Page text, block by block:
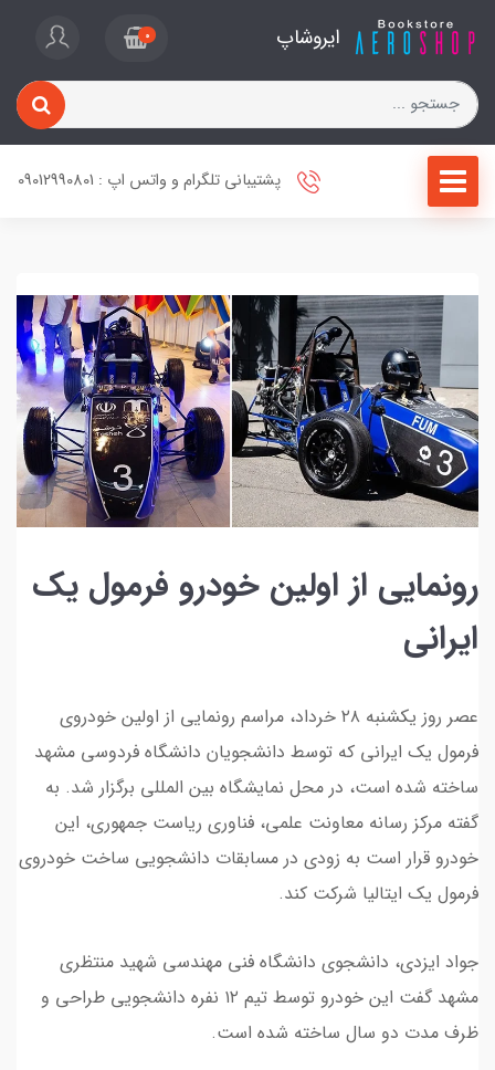
ایروشاپ 0
پشتیبانی تلگرام و واتس اپ : 09012990801
رونمایی از اولین خودرو فرمول یک
ایرانی
عصر روز یکشنبه ۲۸ خرداد، مراسم رونمایی از اولین خودروی
فرمول یک ایرانی که توسط دانشجویان دانشگاه فردوسی مشهد
ساخته شده است، در محل نمایشگاه بین المللی برگزار شد. به
گفته مرکز رسانه معاونت علمی، فناوری ریاست جمهوری، این
خودرو قرار است به زودی در مسابقات دانشجویی ساخت خودروی
فرمول یک ایتالیا شرکت کند.
جواد ایزدی، دانشجوی دانشگاه فنی مهندسی شهید منتظری
مشهد گفت این خودرو توسط تیم ۱۲ نفره دانشجویی طراحی و
ظرف مدت دو سال ساخته شده است.